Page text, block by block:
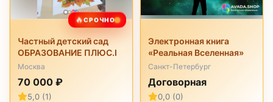
🔥СРОЧНО
Частный детский сад
ОБРАЗОВАНИЕ ПЛЮС.I
Москва
70 000 ₽
5,0 (1)
Электронная книга
«Реальная Вселенная»
Санкт-Петербург
Договорная
0,0 (0)